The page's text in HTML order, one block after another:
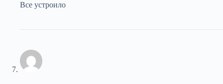
Все устроило